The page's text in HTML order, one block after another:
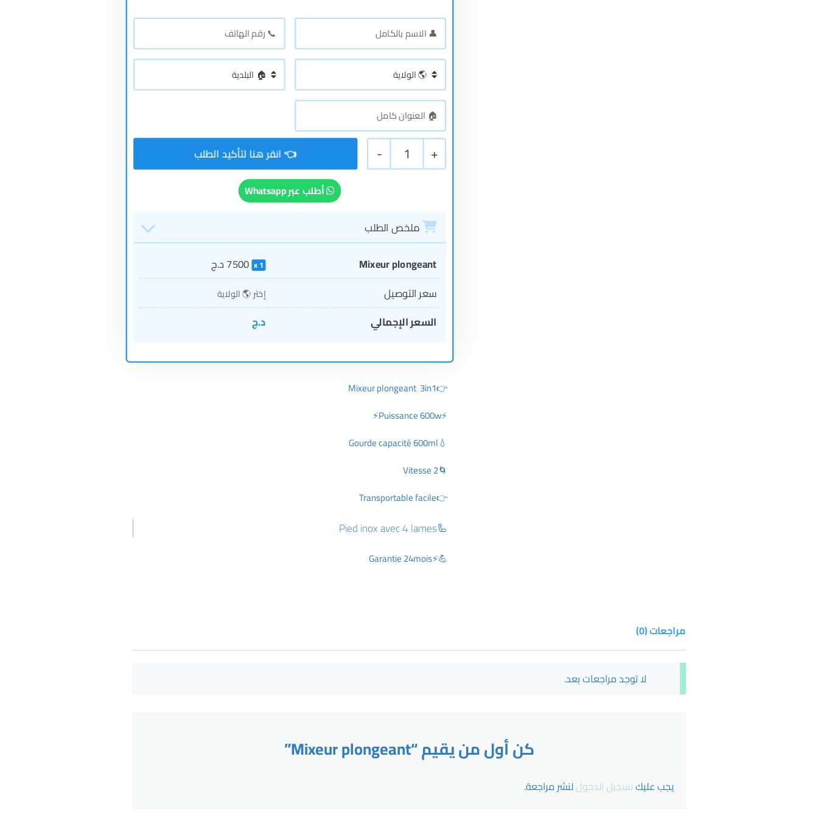
+
1
-
أطلب عبر Whatsapp
ملخص الطلب
Mixeur plongeant
1
7500د.ج
سعر التوصيل
إختر 🌎 الولاية
السعر الإجمالي د.ج
👉Mixeur plongeant 3in1
⚡Puissance 600w⚡
💧Gourde capacité 600ml
🌀Vitesse 2
👉Transportable facile
🦾Pied inox avec 4 lames
💪⚡Garantie 24mois
مراجعات (0)
لا توجد مراجعات بعد.
كن أول من يقيم “Mixeur plongeant”
يجب عليكتسجيل الدخوللنشر مراجعة.